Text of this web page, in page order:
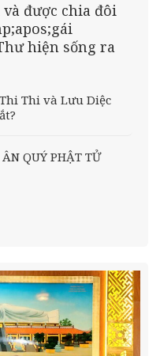
được chia đôi
hiện sống ra
Thi và Lưu Diệc
QUÝ PHẬT TỬ